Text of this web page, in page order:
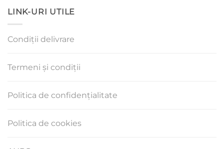
LINK-URI UTILE
Condiții delivrare
Termeni și condiții
Politica de confidențialitate
Politica de cookies